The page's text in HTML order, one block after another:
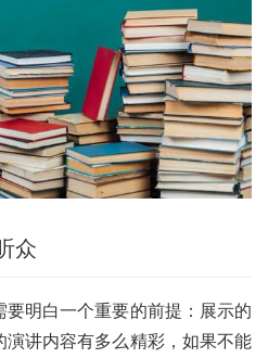
众
明白一个重要的前提：展示的
讲内容有多么精彩，如果不能